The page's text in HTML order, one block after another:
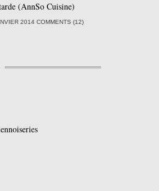
(AnnSo Cuisine)
2014 COMMENTS (12)